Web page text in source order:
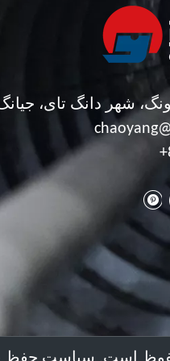
مشتریان خدمات
شهر دانگ تای،